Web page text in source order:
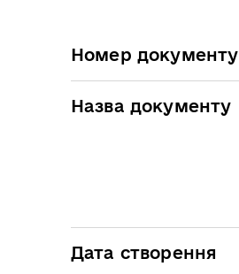
Номер документу
Назва документу
Дата створення